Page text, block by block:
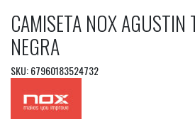
CAMISETA NOX AGUSTIN
NEGRA
SKU: 67960183524732